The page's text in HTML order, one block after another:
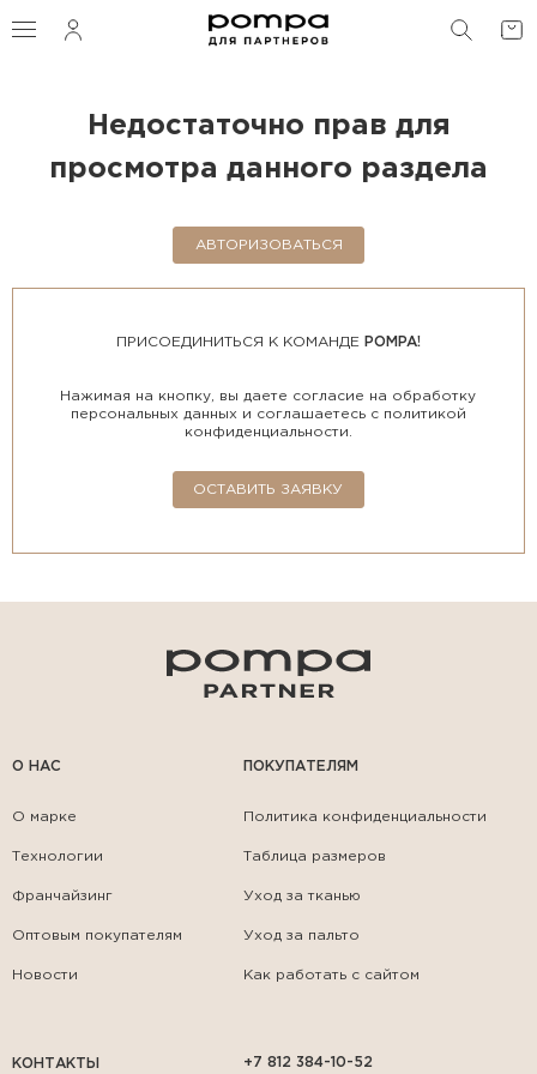
Недостаточно прав для
просмотра данного раздела
АВТОРИЗОВАТЬСЯ
О НАС
О марке
Технологии
Франчайзинг
Оптовым покупателям
Новости
ПОКУПАТЕЛЯМ
Политика конфиденциальности
Таблица размеров
Уход за тканью
Уход за пальто
Как работать с сайтом
КОНТАКТЫ
ПРИСОЕДИНИТЬСЯ К КОМАНДЕ POMPA!
Нажимая на кнопку, вы даете согласие на обработку
персональных данных и соглашаетесь с политикой
конфиденциальности.
ОСТАВИТЬ ЗАЯВКУ
+7 812 384-10-52